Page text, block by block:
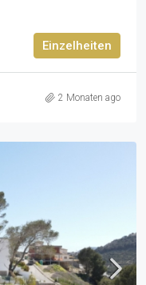
Einzelheiten
2 Monaten ago